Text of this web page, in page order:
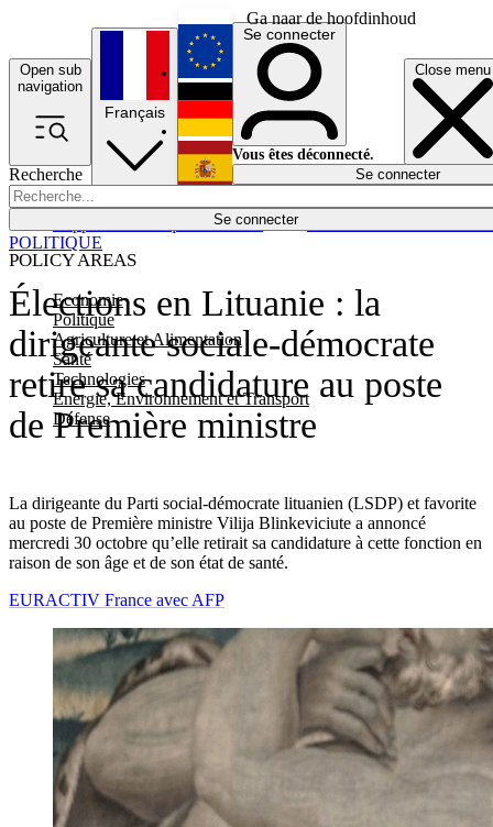
Ga naar de hoofdinhoud
Open sub
navigation
Close menu
Recherche
Se connecter
POLICY AREAS
Economie
Politique
Agriculture et Alimentation
Santé
Technologies
Energie, Environnement et Transport
Défense
Économie
Français
English
Deutsch
Español
Se connecter
Vous êtes déconnecté.
Se connecter
Élections en Lituanie : la
dirigeante sociale-démocrate
retire sa candidature au poste
de Première ministre
La dirigeante du Parti social-démocrate lituanien (LSDP) et favorite
au poste de Première ministre Vilija Blinkeviciute a annoncé
mercredi 30 octobre qu’elle retirait sa candidature à cette fonction en
raison de son âge et de son état de santé.
POLITIQUE
EURACTIV France avec AFP